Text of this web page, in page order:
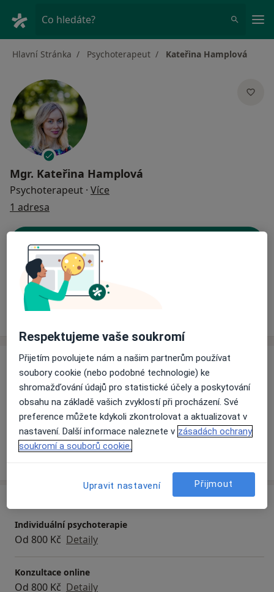
Co hledáte?
Hlavní Stránka Psychoterapeut Kateřina Hamplová
Mgr. Kateřina Hamplová
Psychoterapeut · Více
1 adresa
Zkušenosti
Hlavní léčená onemocnění
Vztahová krize
Poruchy v mezilidských vztazích
Krize
Obavy Emocionální krize +3
Více
Individuální psychoterapie
Od 800 Kč Detaily
Konzultace online
Od 800 Kč Detaily
Respektujeme vaše soukromí
Přijetím povolujete nám a našim partnerům používat
soubory cookie (nebo podobné technologie) ke
shromažďování údajů pro statistické účely a poskytování
obsahu na základě vašich zvyklostí při procházení. Své
preference můžete kdykoli zkontrolovat a aktualizovat v
nastavení. Další informace naleznete v zásadách ochrany
soukromí a souborů cookie.
Upravit nastavení Přijmout